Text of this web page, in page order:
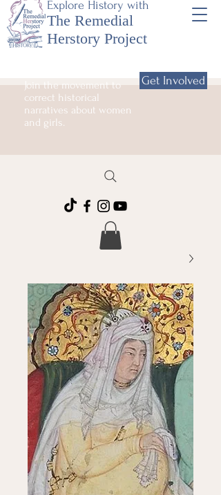
Explore History with
The Remedial
Herstory Project
Join the movement to
correct historical
narratives about women
and girls.
Get Involved